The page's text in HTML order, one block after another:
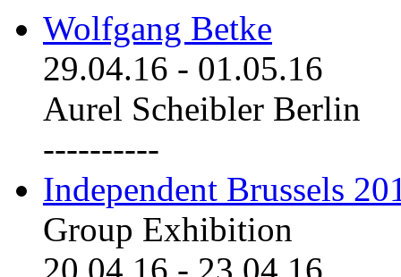
Wolfgang Betke
29.04.16 - 01.05.16
Aurel Scheibler Berlin
----------
Independent Brussels
Group Exhibition
20.04.16 - 23.04.16